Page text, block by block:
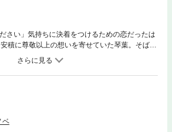
さい」気持ちに決着をつけるための恋だったは
積に尊敬以上の想いを寄せていた琴葉。そばに
彼の海外転勤が決まって!? 気持ちの整理がつ
恋人になって諦めさせてほしい」と大胆な提案
由に一度は断るも、琴葉の気持ちに負けて…。
ウマをもつ安積だが、期限付きの関係で琴葉の
ベ